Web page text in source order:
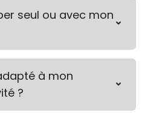
seul ou avec mon
à mon
?